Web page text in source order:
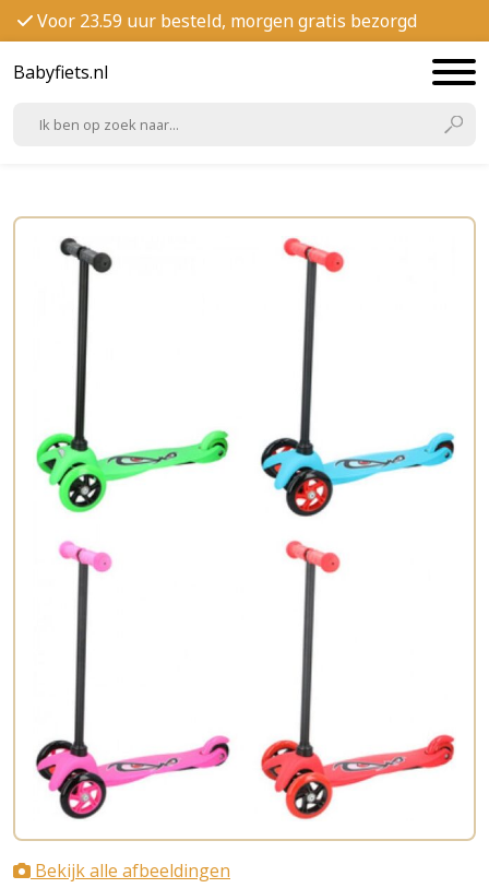
Voor 23.59 uur besteld, morgen gratis bezorgd
Babyfiets.nl
Bekijk alle afbeeldingen